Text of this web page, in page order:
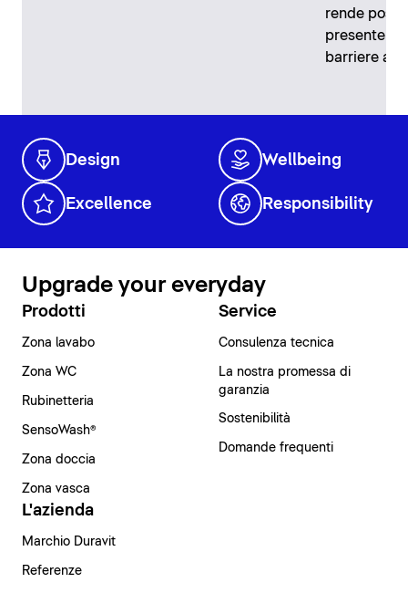
rende
presente
barriere
Design Wellbeing
Excellence Responsibility
Upgrade your everyday
Prodotti
Zona lavabo
Zona WC
Rubinetteria
SensoWash®
Zona doccia
Zona vasca
Service
Consulenza tecnica
La nostra promessa di
garanzia
Sostenibilità
Domande frequenti
L'azienda
Marchio Duravit
Referenze